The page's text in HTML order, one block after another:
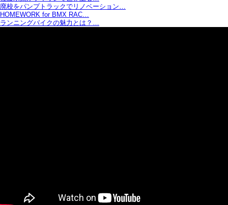
廃校をパンプトラックでリノベーション…
HOMEWORK for BMX RAC…
ランニングバイクの魅力とは？…